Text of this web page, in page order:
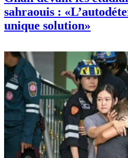
sahraouis :
unique solution»